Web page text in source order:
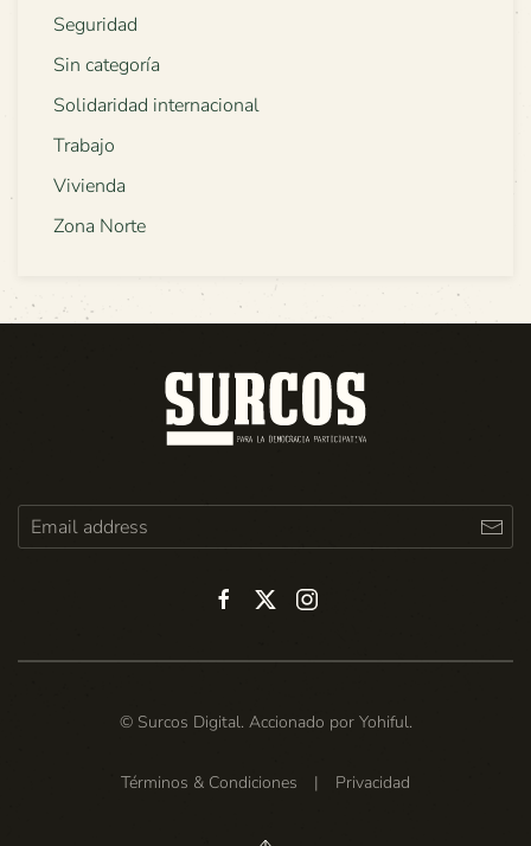
Seguridad
Sin categoría
Solidaridad internacional
Trabajo
Vivienda
Zona Norte
© Surcos Digital. Accionado por Yohiful.
Términos & Condiciones | Privacidad